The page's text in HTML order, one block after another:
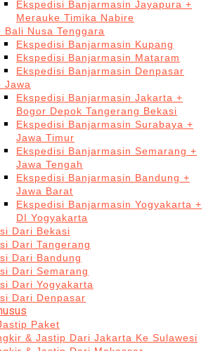
Ekspedisi Banjarmasin Jayapura +
Merauke Timika Nabire
Bali Nusa Tenggara
Ekspedisi Banjarmasin Kupang
Ekspedisi Banjarmasin Mataram
Ekspedisi Banjarmasin Denpasar
Jawa
Ekspedisi Banjarmasin Jakarta +
Bogor Depok Tangerang Bekasi
Ekspedisi Banjarmasin Surabaya +
Jawa Timur
Ekspedisi Banjarmasin Semarang +
Jawa Tengah
Ekspedisi Banjarmasin Bandung +
Jawa Barat
Ekspedisi Banjarmasin Yogyakarta +
DI Yogyakarta
Dari Bekasi
Dari Tangerang
Dari Bandung
Dari Semarang
Dari Yogyakarta
Dari Denpasar
Paket
& Jastip Dari Jakarta Ke Sulawesi